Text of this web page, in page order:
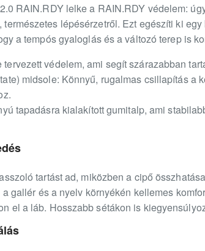
RAIN.RDY lelke a RAIN.RDY védelem:
természetes lépésérzetről. Ezt egészíti ki
a tempós gyaloglás és a változó terep is
védelem, ami segít szárazabban
midsole: Könnyű, rugalmas csillapítás a
tapadásra kialakított gumitalp, ami
tartást ad, miközben a cipő
gallér és a nyelv környékén kellemes
el a láb. Hosszabb sétákon is